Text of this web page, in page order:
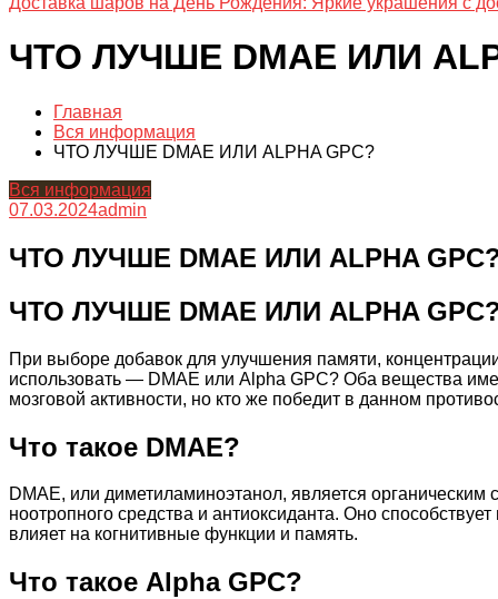
ЧТО ЛУЧШЕ DMAE ИЛИ
Главная
Вся информация
ЧТО ЛУЧШЕ DMAE ИЛИ ALPHA GPC?
Вся информация
07.03.2024admin
ЧТО ЛУЧШЕ DMAE ИЛИ ALPHA
ЧТО ЛУЧШЕ DMAE ИЛИ ALPHA
При выборе добавок для улучшения памяти,
использовать — DMAE или Alpha GPC? Оба вещества
мозговой активности, но кто же победит в данном
Что такое DMAE?
DMAE, или диметиламиноэтанол, является органическим
ноотропного средства и антиоксиданта. Оно
влияет на когнитивные функции и память.
Что такое Alpha GPC?